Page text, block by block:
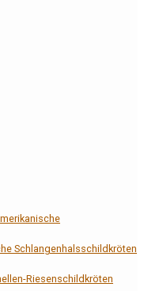
Schlangenhalsschildkröten
Riesenschildkröten